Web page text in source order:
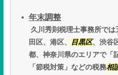
年末調整
久川秀則税理士事務所で
田区、港区、
目黒区、渋谷
都、神奈川県のエリアで「
「節税対策」などの税務相